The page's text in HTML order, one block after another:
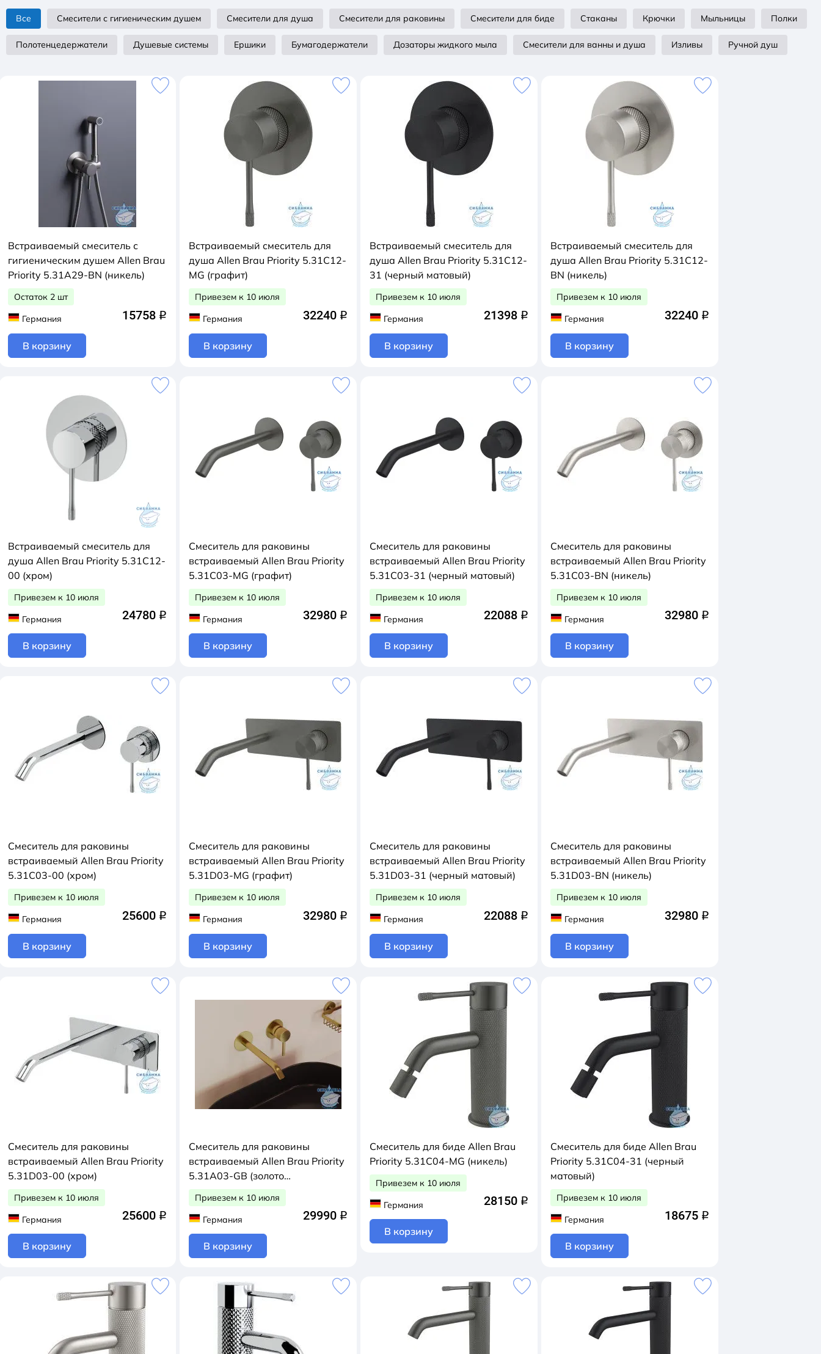
Все Смесители с гигиеническим душем Смесители для душа Смесители для раковины Смесители для биде Стаканы Крючки Мыльницы Полки
Полотенцедержатели Душевые системы Ершики Бумагодержатели Дозаторы жидкого мыла Смесители для ванны и душа Изливы Ручной душ
Встраиваемый смеситель с
гигиеническим душем Allen Brau
Priority 5.31A29-BN (никель)
Остаток 2 шт
Германия
15758 q
В корзину
Встраиваемый смеситель для
душа Allen Brau Priority 5.31C12-
MG (графит)
Привезем к 10 июля
Германия
32240 q
В корзину
Встраиваемый смеситель для
душа Allen Brau Priority 5.31C12-
31 (черный матовый)
Привезем к 10 июля
Германия
21398 q
В корзину
Встраиваемый смеситель для
душа Allen Brau Priority 5.31C12-
BN (никель)
Привезем к 10 июля
Германия
32240 q
В корзину
Встраиваемый смеситель для
душа Allen Brau Priority 5.31C12-
00 (хром)
Привезем к 10 июля
Германия
24780 q
В корзину
Смеситель для раковины
встраиваемый Allen Brau Priority
5.31C03-MG (графит)
Привезем к 10 июля
Германия
32980 q
В корзину
Смеситель для раковины
встраиваемый Allen Brau Priority
5.31C03-31 (черный матовый)
Привезем к 10 июля
Германия
22088 q
В корзину
Смеситель для раковины
встраиваемый Allen Brau Priority
5.31C03-BN (никель)
Привезем к 10 июля
Германия
32980 q
В корзину
Смеситель для раковины
встраиваемый Allen Brau Priority
5.31C03-00 (хром)
Привезем к 10 июля
Германия
25600 q
В корзину
Смеситель для раковины
встраиваемый Allen Brau Priority
5.31D03-MG (графит)
Привезем к 10 июля
Германия
32980 q
В корзину
Смеситель для раковины
встраиваемый Allen Brau Priority
5.31D03-31 (черный матовый)
Привезем к 10 июля
Германия
22088 q
В корзину
Смеситель для раковины
встраиваемый Allen Brau Priority
5.31D03-BN (никель)
Привезем к 10 июля
Германия
32980 q
В корзину
Смеситель для раковины
встраиваемый Allen Brau Priority
5.31D03-00 (хром)
Привезем к 10 июля
Германия
25600 q
В корзину
Смеситель для раковины
встраиваемый Allen Brau Priority
5.31A03-GB (золото
брашированное)
Привезем к 10 июля
Германия
29990 q
В корзину
Смеситель для биде Allen Brau
Priority 5.31С04-MG (никель)
Привезем к 10 июля
Германия
28150 q
В корзину
Смеситель для биде Allen Brau
Priority 5.31С04-31 (черный
матовый)
Привезем к 10 июля
Германия
18675 q
В корзину